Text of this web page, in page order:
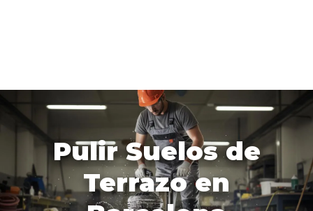
Pulir Suelos de
Terrazo en